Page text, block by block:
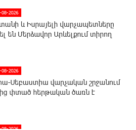
2026
և Իսրայելի վարչապետները
են Մերձավոր Արևելքում տիրող
2026
Սեբաստիա վարչական շրջանում
փտած հերթական ծառն է
2026